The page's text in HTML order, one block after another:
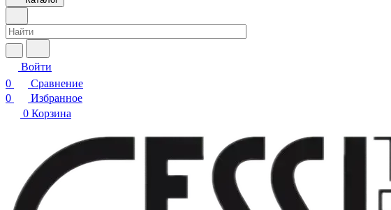
Войти
0
Сравнение
0
Избранное
0 Корзина